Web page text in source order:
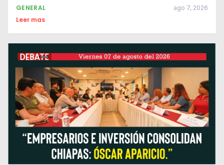
GENERAL ago 7, 2026
Leer mas